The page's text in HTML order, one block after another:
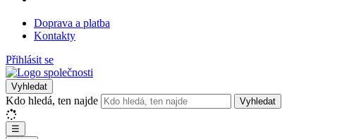
Doprava a platba
Kontakty
Přihlásit se
Vyhledat
Kdo hledá, ten najde Vyhledat
☰